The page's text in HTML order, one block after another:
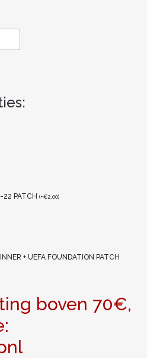
22 PATCH (+€2.00)
+ UEFA FOUNDATION PATCH
boven 70€,